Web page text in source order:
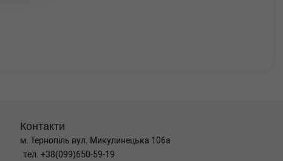
Контакти
м. Тернопіль вул. Микулинецька 106а
тел. +38(099)650-59-19